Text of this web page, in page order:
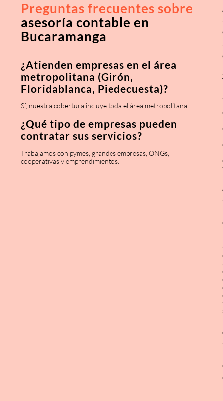
Preguntas frecuentes sobre
asesoría contable en
Bucaramanga
¿Atienden empresas en el área
metropolitana (Girón,
Floridablanca, Piedecuesta)?
Sí, nuestra cobertura incluye toda el área metropolitana.
¿Qué tipo de empresas pueden
contratar sus servicios?
Trabajamos con pymes, grandes empresas, ONGs,
cooperativas y emprendimientos.